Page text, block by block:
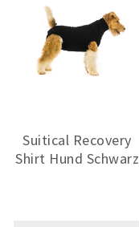
Suitical Recovery
Shirt Hund Schwarz